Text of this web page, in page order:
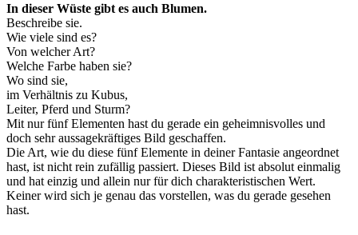
In dieser Wüste gibt es auch Blumen.
Beschreibe sie.
Wie viele sind es?
Von welcher Art?
Welche Farbe haben sie?
Wo sind sie,
im Verhältnis zu Kubus,
Leiter, Pferd und Sturm?
Mit nur fünf Elementen hast du gerade ein geheimnisvolles und
doch sehr aussagekräftiges Bild geschaffen.
Die Art, wie du diese fünf Elemente in deiner Fantasie angeordnet
hast, ist nicht rein zufällig passiert. Dieses Bild ist absolut einmalig
und hat einzig und allein nur für dich charakteristischen Wert.
Keiner wird sich je genau das vorstellen, was du gerade gesehen
hast.